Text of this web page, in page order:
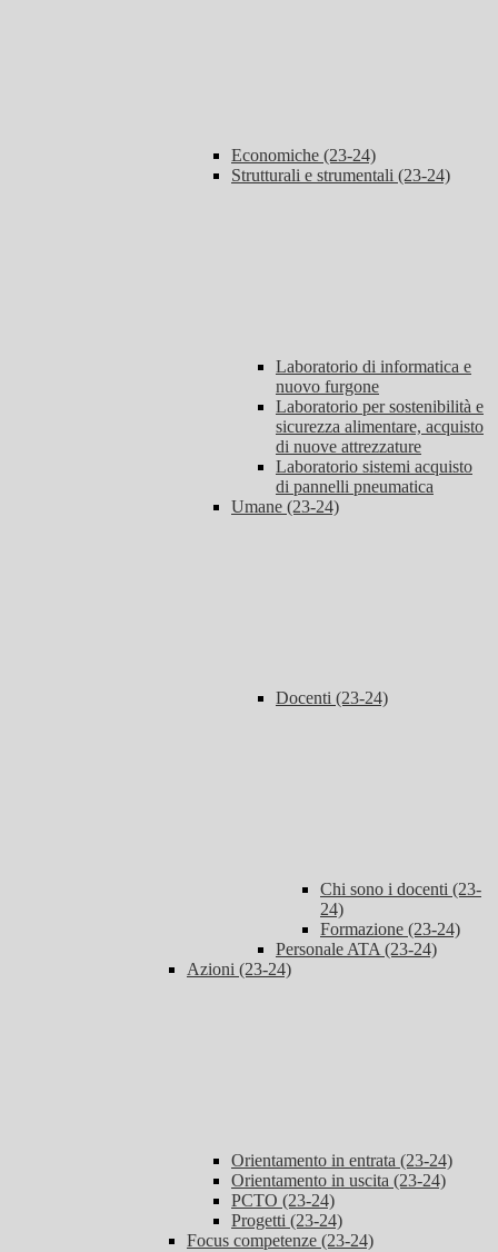
Economiche (23-24)
Strutturali e strumentali (23-24)
Laboratorio di informatica e
nuovo furgone
Laboratorio per sostenibilità e
sicurezza alimentare, acquisto
di nuove attrezzature
Laboratorio sistemi acquisto
di pannelli pneumatica
Umane (23-24)
Docenti (23-24)
Chi sono i docenti (23-
24)
Formazione (23-24)
Personale ATA (23-24)
Azioni (23-24)
Orientamento in entrata (23-24)
Orientamento in uscita (23-24)
PCTO (23-24)
Progetti (23-24)
Focus competenze (23-24)